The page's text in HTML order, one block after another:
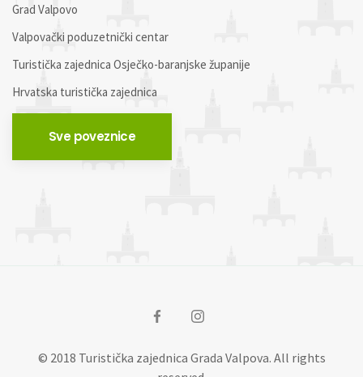
Grad Valpovo
Valpovački poduzetnički centar
Turistička zajednica Osječko-baranjske županije
Hrvatska turistička zajednica
Sve poveznice
© 2018 Turistička zajednica Grada Valpova. All rights